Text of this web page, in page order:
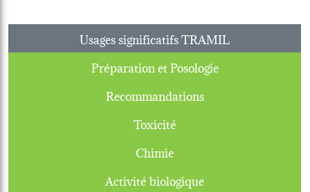
Usages significatifs TRAMIL
Préparation et Posologie
Recommandations
Toxicité
Chimie
Activité biologique